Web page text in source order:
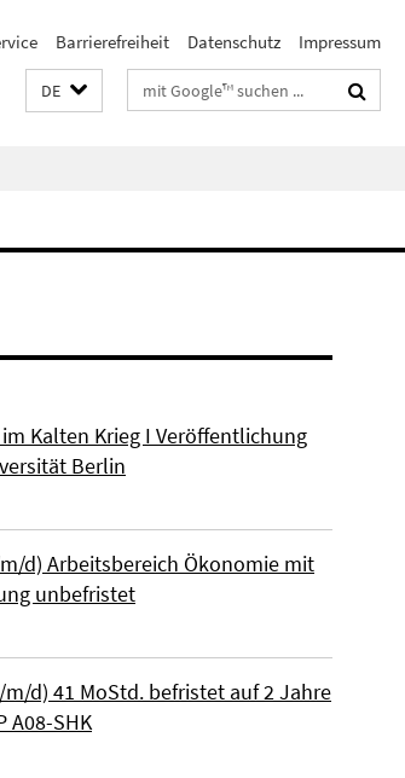
Barrierefreiheit Datenschutz Impressum
DE Suchbegriffe
Kalten Krieg I Veröffentlichung
Berlin
d) Arbeitsbereich Ökonomie mit
unbefristet
d) 41 MoStd. befristet auf 2 Jahre
A08-SHK